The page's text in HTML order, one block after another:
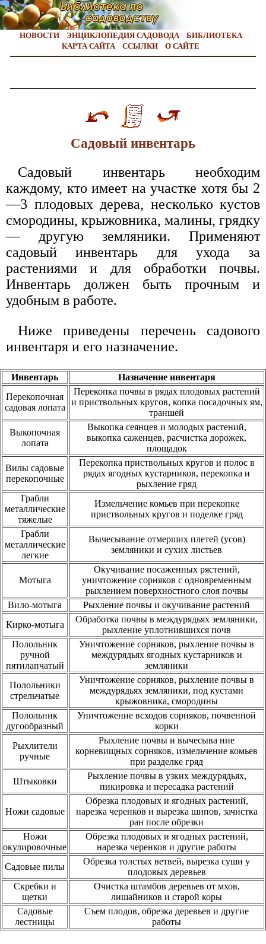
НОВОСТИ ЭНЦИКЛОПЕДИЯ САДОВОДА
БИБЛИОТЕКА
КАРТА САЙТА
ССЫЛКИ О САЙТЕ
Cадовый инвентарь
Садовый инвентарь необходим
каждому, кто имеет на участке хотя бы 2
—3 плодовых дерева, несколько кустов
смородины, крыжовника, малины, грядку
— другую земляники. Применяют
садовый инвентарь для ухода за
растениями и для обработки почвы.
Инвентарь должен быть прочным и
удобным в работе.
Ниже приведены перечень садового
инвентаря и его назначение.
Инвентарь
Назначение инвентаря
Перекопочная
садовая лопата
Перекопка почвы в рядах плодовых растений
и приствольных кругов, копка посадочных ям,
траншей
Выкопочная
лопата
Выкопка сеянцев и молодых растений,
выкопка саженцев, расчистка дорожек,
площадок
Вилы садовые
перекопочные
Перекопка приствольных кругов и полос в
рядах ягодных кустарников, перекопка и
рыхление гряд
Грабли
металлические
тяжелые
Измельчение комьев при перекопке
приствольных кругов и поделке гряд
Грабли
металлические
легкие
Вычесывание отмерших плетей (усов)
земляники и сухих листьев
Мотыга
Окучивание посаженных рястений,
уничтожение сорняков с одновременным
рыхлением поверхностного слоя почвы
Вило-мотыга
Рыхление почвы и окучивание растений
Кирко-мотыга
Обработка почвы в междурядьях земляники,
рыхление уплотнившихся почв
Полольник
ручной
пятилапчатый
Уничтожение сорняков, рыхление почвы в
междурядьях ягодных кустарников и
земляники
Полольники
стрельчатые
Уничтожение сорняков, рыхление почвы в
междурядьях земляники, под кустами
крыжовника, смородины
Полольник
дугообразный
Уничтожение всходов сорняков, почвенной
корки
Рыхлители
ручные
Рыхление почвы и вычесыва ние
корневищных сорняков, измельчение комьев
при разделке гряд
Штыковки
Рыхление почвы в узких междурядьях,
пикировка и пересадка растений
Ножи садовые
Обрезка плодовых и ягодных растений,
нарезка черенков и вырезка шипов, зачистка
ран после обрезки
Ножи
окулировочные
Обрезка плодовых и ягодных растений,
нарезка черенков и другие работы
Садовые пилы
Обрезка толстых ветвей, вырезка суши у
плодовых деревьев
Скребки и
щетки
Очистка штамбов деревьев от мхов,
лишайников и старой коры
Садовые
лестницы
Съем плодов, обрезка деревьев и другие
работы